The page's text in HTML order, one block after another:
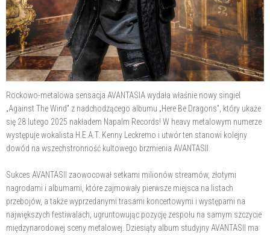
Rockowo-metalowa sensacja AVANTASIA wydała właśnie nowy singiel
„Against The Wind” z nadchodzącego albumu „Here Be Dragons”, który ukaże
się 28 lutego 2025 nakładem Napalm Records! W heavy metalowym numerze
występuje wokalista H.E.A.T. Kenny Leckremo i utwór ten stanowi kolejny
dowód na wszechstronność kultowego brzmienia AVANTASII.
Sukces AVANTASII zaowocował setkami milionów streamów, złotymi
nagrodami i albumami, które zajmowały pierwsze miejsca na listach
przebojów, a także wyprzedanymi trasami koncertowymi i występami na
największych festiwalach, ugruntowując pozycję zespołu na samym szczycie
międzynarodowej sceny metalowej. Dziesiąty album studyjny AVANTASII ma